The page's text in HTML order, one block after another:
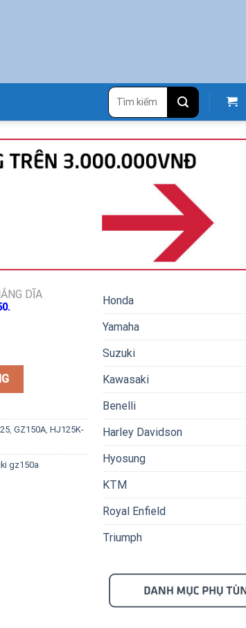
Tìm
kiếm:
DĨA
số lượng
, GZ150A, HJ125K-
gz150a
Honda
Yamaha
Suzuki
Kawasaki
Benelli
Harley Davidson
Hyosung
KTM
Royal Enfield
Triumph